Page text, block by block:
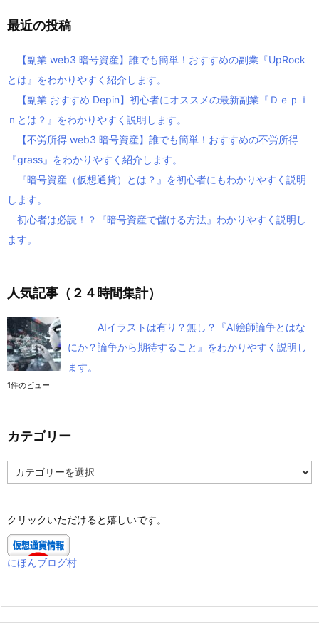
最近の投稿
【副業 web3 暗号資産】誰でも簡単！おすすめの副業『UpRock
とは』をわかりやすく紹介します。
【副業 おすすめ Depin】初心者にオススメの最新副業『Ｄｅｐｉ
ｎとは？』をわかりやすく説明します。
【不労所得 web3 暗号資産】誰でも簡単！おすすめの不労所得
『grass』をわかりやすく紹介します。
『暗号資産（仮想通貨）とは？』を初心者にもわかりやすく説明
します。
初心者は必読！？『暗号資産で儲ける方法』わかりやすく説明し
ます。
人気記事（２４時間集計）
AIイラストは有り？無し？『AI絵師論争とはな
にか？論争から期待すること』をわかりやすく説明し
ます。
1件のビュー
カテゴリー
テ
ー
クリックいただけると嬉しいです。
にほんブログ村